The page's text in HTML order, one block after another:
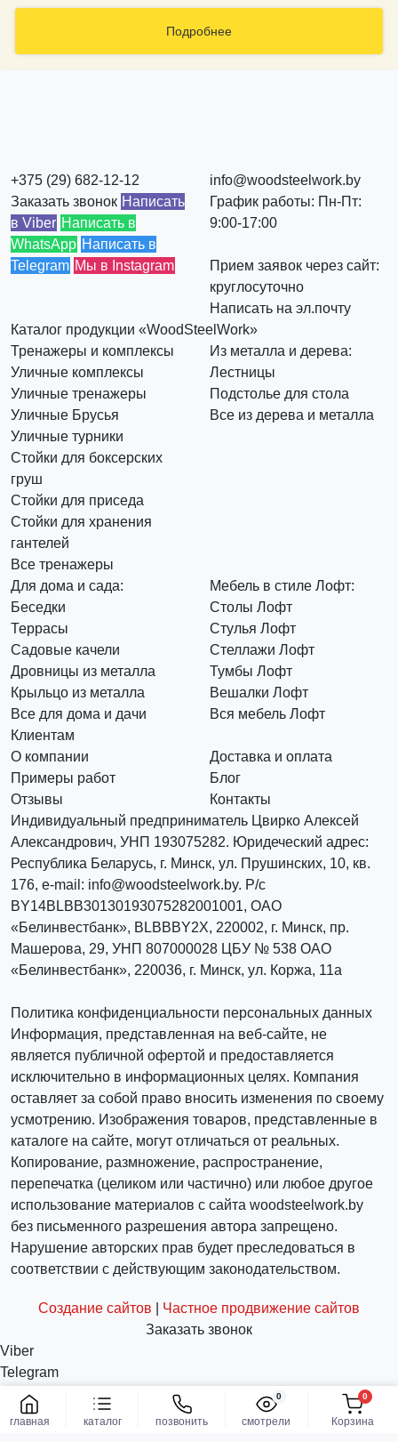
главная каталог смотрели
0
позвонить Корзина
0
Заказать
Подробнее
+375 (29) 682-12-12
Заказать звонок Написать
в Viber Написать в
WhatsApp Написать в
Telegram Мы в Instagram
info@woodsteelwork.by
График работы: Пн-Пт:
9:00-17:00
Прием заявок через сайт:
круглосуточно
Написать на эл.почту
Каталог продукции «WoodSteelWork»
Тренажеры и комплексы
Уличные комплексы
Уличные тренажеры
Уличные Брусья
Уличные турники
Стойки для боксерских
груш
Стойки для приседа
Стойки для хранения
гантелей
Все тренажеры
Из металла и дерева:
Лестницы
Подстолье для стола
Все из дерева и металла
Для дома и сада:
Беседки
Террасы
Садовые качели
Дровницы из металла
Крыльцо из металла
Все для дома и дачи
Мебель в стиле Лофт:
Столы Лофт
Стулья Лофт
Стеллажи Лофт
Тумбы Лофт
Вешалки Лофт
Вся мебель Лофт
Клиентам
О компании
Доставка и оплата
Примеры работ
Блог
Отзывы
Контакты
Индивидуальный предприниматель Цвирко Алексей
Александрович, УНП 193075282. Юридеческий адрес:
Республика Беларусь, г. Минск, ул. Прушинских, 10, кв.
176, e-mail: info@woodsteelwork.by. Р/с
BY14BLBB30130193075282001001, ОАО
«Белинвестбанк», BLBBBY2X, 220002, г. Минск, пр.
Машерова, 29, УНП 807000028 ЦБУ № 538 ОАО
«Белинвестбанк», 220036, г. Минск, ул. Коржа, 11а
Политика конфиденциальности персональных данных
Информация, представленная на веб-сайте, не
является публичной офертой и предоставляется
исключительно в информационных целях. Компания
оставляет за собой право вносить изменения по своему
усмотрению. Изображения товаров, представленные в
каталоге на сайте, могут отличаться от реальных.
Копирование, размножение, распространение,
перепечатка (целиком или частично) или любое другое
использование материалов с сайта woodsteelwork.by
без письменного разрешения автора запрещено.
Нарушение авторских прав будет преследоваться в
соответствии с действующим законодательством.
Создание сайтов
Частное продвижение сайтов
Заказать звонок
Viber
Telegram
WhatsApp
info@woodsteelwork.by